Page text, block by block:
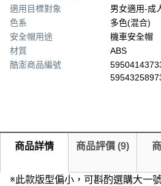
適用目標對象
男女適用-成
色系
多色(混合)
安全帽用途
機車安全帽
材質
ABS
酷澎商品編號
商品詳情 商品評價 (9)
※此款版型偏小，可斟酌選購大一